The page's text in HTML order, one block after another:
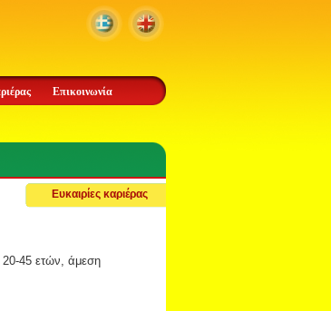
Επικοινωνία
Ευκαιρίες καριέρας
20-45 ετών, άμεση